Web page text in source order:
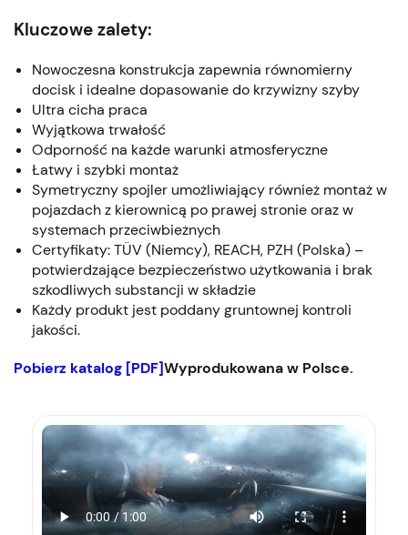
Kluczowe zalety:
Nowoczesna konstrukcja zapewnia równomierny
docisk i idealne dopasowanie do krzywizny szyby
Ultra cicha praca
Wyjątkowa trwałość
Odporność na każde warunki atmosferyczne
Łatwy i szybki montaż
Symetryczny spojler umożliwiający również montaż w
pojazdach z kierownicą po prawej stronie oraz w
systemach przeciwbieżnych
Certyfikaty: TÜV (Niemcy), REACH, PZH (Polska) –
potwierdzające bezpieczeństwo użytkowania i brak
szkodliwych substancji w składzie
Każdy produkt jest poddany gruntownej kontroli
jakości.
Pobierz katalog [PDF]Wyprodukowana w Polsce.